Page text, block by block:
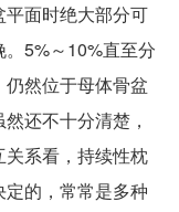
面时绝大部分可
5%～10%直至分
然位于母体骨盆
还不十分清楚，
系看，持续性枕
的，常常是多种